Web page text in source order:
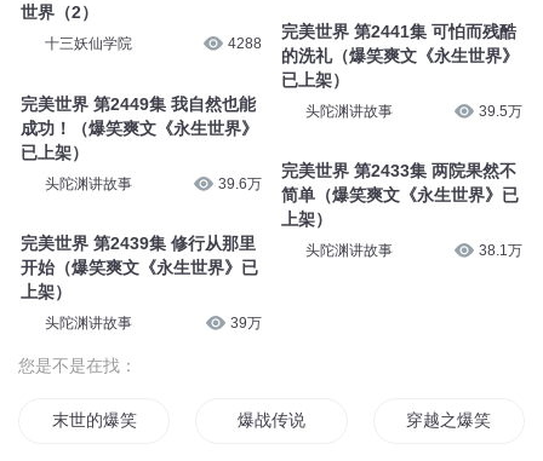
世界（2）
十三妖仙学院 4288
完美世界 第2449集 我自然也能
成功！（爆笑爽文《永生世界》
已上架）
头陀渊讲故事 39.6万
完美世界 第2439集 修行从那里
开始（爆笑爽文《永生世界》已
上架）
头陀渊讲故事 39万
完美世界 第2441集 可怕而残酷
的洗礼（爆笑爽文《永生世界》
已上架）
头陀渊讲故事 39.5万
完美世界 第2433集 两院果然不
简单（爆笑爽文《永生世界》已
上架）
头陀渊讲故事 38.1万
您是不是在找：
末世的爆笑生活 爆战传说 穿越之爆笑王妃